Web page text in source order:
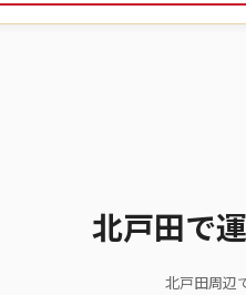
北戸田で
北戸田周辺